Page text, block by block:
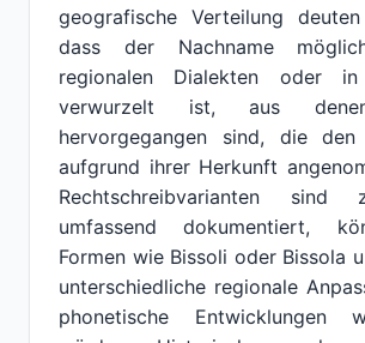
geografische Verteilung
dass der Nachname
regionalen Dialekten oder in
verwurzelt ist, aus
hervorgegangen sind, die den
aufgrund ihrer Herkunft
Rechtschreibvarianten sind
umfassend dokumentiert,
Formen wie Bissoli oder Bissola
unterschiedliche regionale
phonetische Entwicklungen